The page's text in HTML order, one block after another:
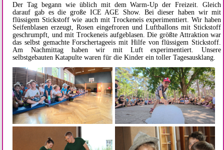
Der Tag begann wie üblich mit dem Warm-Up der Freizeit. Gleich
darauf gab es die große ICE AGE Show. Bei dieser haben wir mit
flüssigem Stickstoff wie auch mit Trockeneis experimentiert. Wir haben
Seifenblasen erzeugt, Rosen eingefroren und Luftballons mit Stickstoff
geschrumpft, und mit Trockeneis aufgeblasen. Die größte Attraktion war
das selbst gemachte Forschertageeis mit Hilfe von flüssigem Stickstoff.
Am Nachmittag haben wir mit Luft experimentiert. Unsere
selbstgebauten Katapulte waren für die Kinder ein toller Tagesausklang.